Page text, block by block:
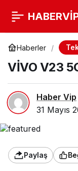
Haberler
VİVO V23
Haber Vip
31 Mayıs
Paylaş